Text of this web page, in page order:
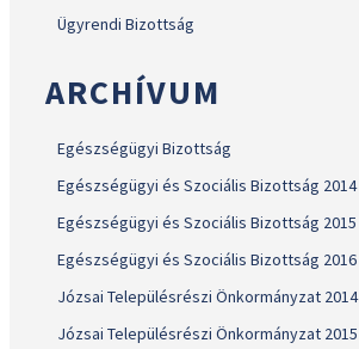
Ügyrendi Bizottság
ARCHÍVUM
Egészségügyi Bizottság
Egészségügyi és Szociális Bizottság 2014
Egészségügyi és Szociális Bizottság 2015
Egészségügyi és Szociális Bizottság 2016
Józsai Településrészi Önkormányzat 2014
Józsai Településrészi Önkormányzat 2015